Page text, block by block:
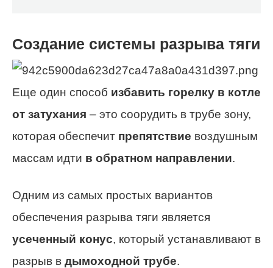
Создание системы разрыва тяги
Еще один способ избавить горелку в котле
от затухания – это соорудить в трубе зону,
которая обеспечит препятствие воздушным
массам идти в обратном направлении.
Одним из самых простых вариантов
обеспечения разрыва тяги является
усеченный конус, который устанавливают в
разрыв в дымоходной трубе.